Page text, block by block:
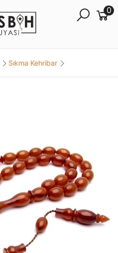
0
Sıkma Kehribar